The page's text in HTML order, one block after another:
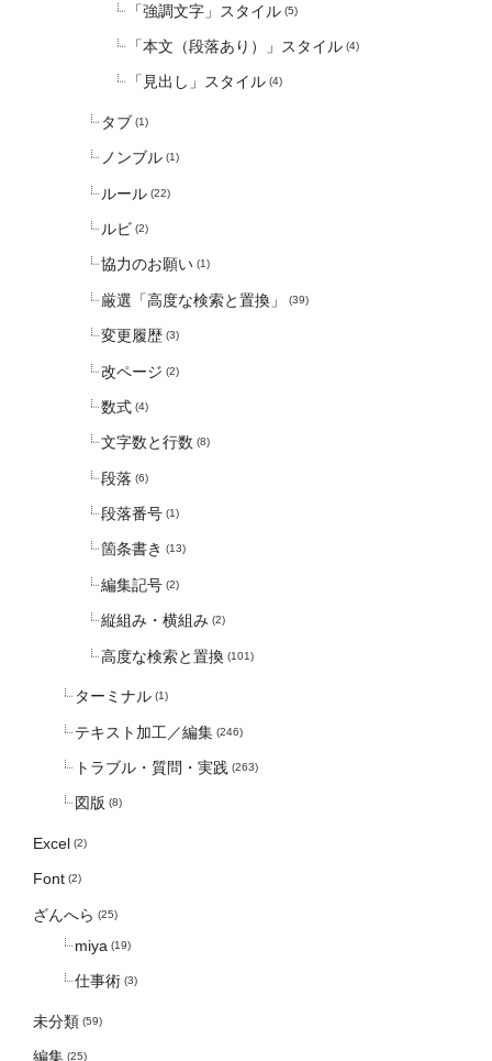
「強調文字」スタイル (5)
「本文（段落あり）」スタイル (4)
「見出し」スタイル (4)
タブ (1)
ノンブル (1)
ルール (22)
ルビ (2)
協力のお願い (1)
厳選「高度な検索と置換」 (39)
変更履歴 (3)
改ページ (2)
数式 (4)
文字数と行数 (8)
段落 (6)
段落番号 (1)
箇条書き (13)
編集記号 (2)
縦組み・横組み (2)
高度な検索と置換 (101)
ターミナル (1)
テキスト加工／編集 (246)
トラブル・質問・実践 (263)
図版 (8)
Excel (2)
Font (2)
ざんへら (25)
miya (19)
仕事術 (3)
未分類 (59)
編集 (25)